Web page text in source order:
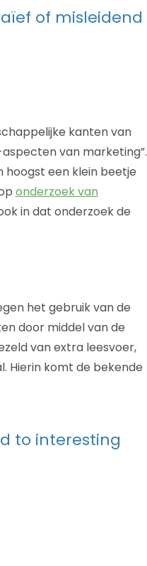
of misleidend
kanten van
van marketing”.
hoogst een klein beetje
onderzoek van
in dat onderzoek de
het gebruik van de
door middel van de
van extra leesvoer,
Hierin komt de bekende
to interesting